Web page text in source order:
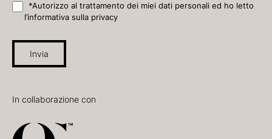
*Autorizzo al trattamento dei miei dati personali ed ho letto
l’informativa sulla privacy
Invia
In collaborazione con